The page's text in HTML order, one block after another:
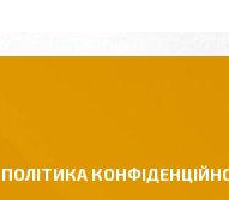
ПОЛІТИКА